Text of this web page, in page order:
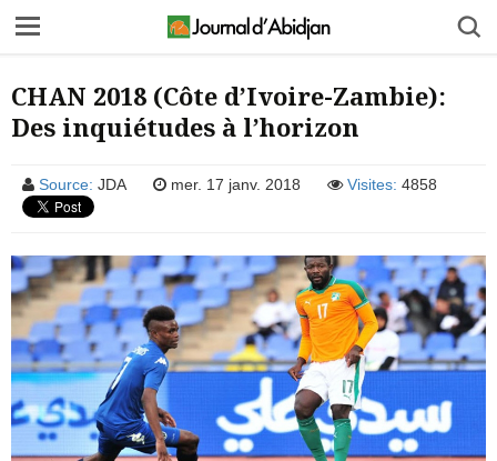
CHAN 2018 (Côte d’Ivoire-Zambie):
Des inquiétudes à l’horizon
Source: JDA mer. 17 janv. 2018 Visites: 4858